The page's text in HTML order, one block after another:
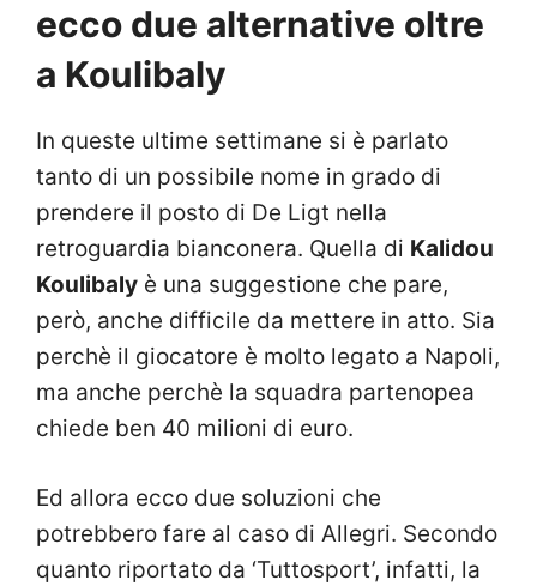
ecco due alternative oltre
a Koulibaly
In queste ultime settimane si è parlato
tanto di un possibile nome in grado di
prendere il posto di De Ligt nella
retroguardia bianconera. Quella di Kalidou
Koulibaly è una suggestione che pare,
però, anche difficile da mettere in atto. Sia
perchè il giocatore è molto legato a Napoli,
ma anche perchè la squadra partenopea
chiede ben 40 milioni di euro.
Ed allora ecco due soluzioni che
potrebbero fare al caso di Allegri. Secondo
quanto riportato da ‘Tuttosport’, infatti, la